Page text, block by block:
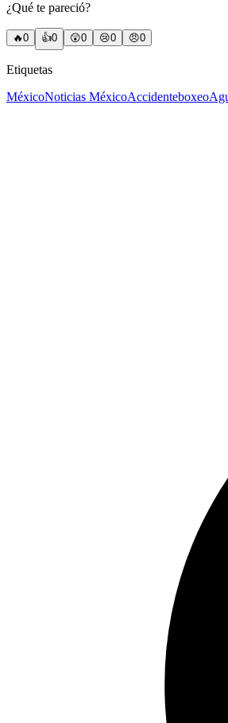
¿Qué te pareció?
🔥0 👍0 😲0 😢0 😠0
Etiquetas
MéxicoNoticias MéxicoAccidenteboxeo